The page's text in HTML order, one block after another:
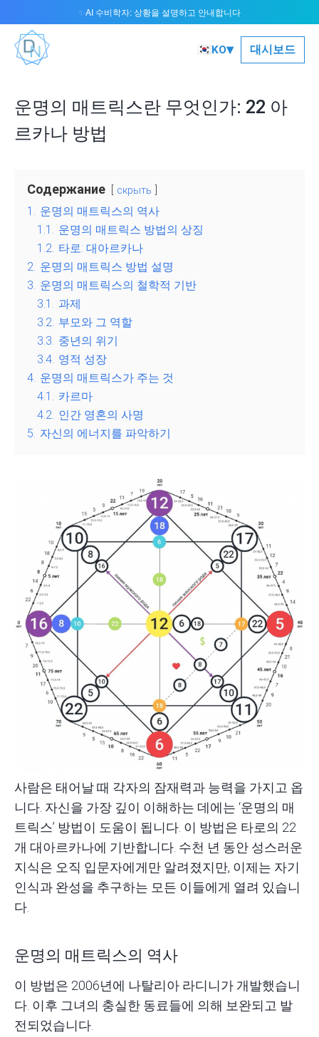
🇰🇷KO▾ 대시보드
운명의 매트릭스란 무엇인가: 22 아
르카나 방법
Содержание скрыть
1. 운명의 매트릭스의 역사
1.1. 운명의 매트릭스 방법의 상징
1.2. 타로: 대아르카나
2. 운명의 매트릭스 방법 설명
3. 운명의 매트릭스의 철학적 기반
3.1. 과제
3.2. 부모와 그 역할
3.3. 중년의 위기
3.4. 영적 성장
4. 운명의 매트릭스가 주는 것
4.1. 카르마
4.2. 인간 영혼의 사명
5. 자신의 에너지를 파악하기
사람은 태어날 때 각자의 잠재력과 능력을 가지고 옵
니다. 자신을 가장 깊이 이해하는 데에는 ‘운명의 매
트릭스’ 방법이 도움이 됩니다. 이 방법은 타로의 22
개 대아르카나에 기반합니다. 수천 년 동안 성스러운
지식은 오직 입문자에게만 알려졌지만, 이제는 자기
인식과 완성을 추구하는 모든 이들에게 열려 있습니
다.
운명의 매트릭스의 역사
이 방법은 2006년에 나탈리아 라디니가 개발했습니
다. 이후 그녀의 충실한 동료들에 의해 보완되고 발
전되었습니다.
✨AI 수비학자: 상황을 설명하고 안내합니다